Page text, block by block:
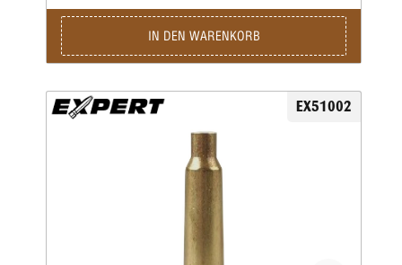
IN DEN WARENKORB
EX51002